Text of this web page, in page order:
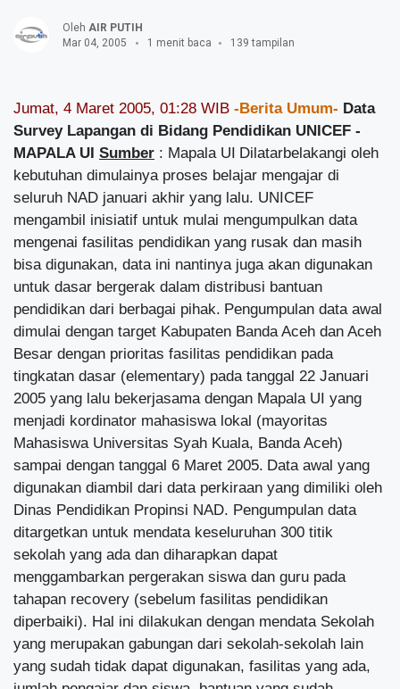
Oleh AIR PUTIH
Mar 04, 2005
1 menit baca 139 tampilan
Jumat, 4 Maret 2005, 01:28 WIB -Berita Umum- Data
Survey Lapangan di Bidang Pendidikan UNICEF -
MAPALA UI Sumber : Mapala UI Dilatarbelakangi oleh
kebutuhan dimulainya proses belajar mengajar di
seluruh NAD januari akhir yang lalu. UNICEF
mengambil inisiatif untuk mulai mengumpulkan data
mengenai fasilitas pendidikan yang rusak dan masih
bisa digunakan, data ini nantinya juga akan digunakan
untuk dasar bergerak dalam distribusi bantuan
pendidikan dari berbagai pihak. Pengumpulan data awal
dimulai dengan target Kabupaten Banda Aceh dan Aceh
Besar dengan prioritas fasilitas pendidikan pada
tingkatan dasar (elementary) pada tanggal 22 Januari
2005 yang lalu bekerjasama dengan Mapala UI yang
menjadi kordinator mahasiswa lokal (mayoritas
Mahasiswa Universitas Syah Kuala, Banda Aceh)
sampai dengan tanggal 6 Maret 2005. Data awal yang
digunakan diambil dari data perkiraan yang dimiliki oleh
Dinas Pendidikan Propinsi NAD. Pengumpulan data
ditargetkan untuk mendata keseluruhan 300 titik
sekolah yang ada dan diharapkan dapat
menggambarkan pergerakan siswa dan guru pada
tahapan recovery (sebelum fasilitas pendidikan
diperbaiki). Hal ini dilakukan dengan mendata Sekolah
yang merupakan gabungan dari sekolah-sekolah lain
yang sudah tidak dapat digunakan, fasilitas yang ada,